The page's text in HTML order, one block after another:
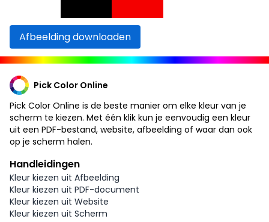
Afbeelding downloaden
Pick Color Online
Pick Color Online is de beste manier om elke kleur van je
scherm te kiezen. Met één klik kun je eenvoudig een kleur
uit een PDF-bestand, website, afbeelding of waar dan ook
op je scherm halen.
Handleidingen
Kleur kiezen uit Afbeelding
Kleur kiezen uit PDF-document
Kleur kiezen uit Website
Kleur kiezen uit Scherm